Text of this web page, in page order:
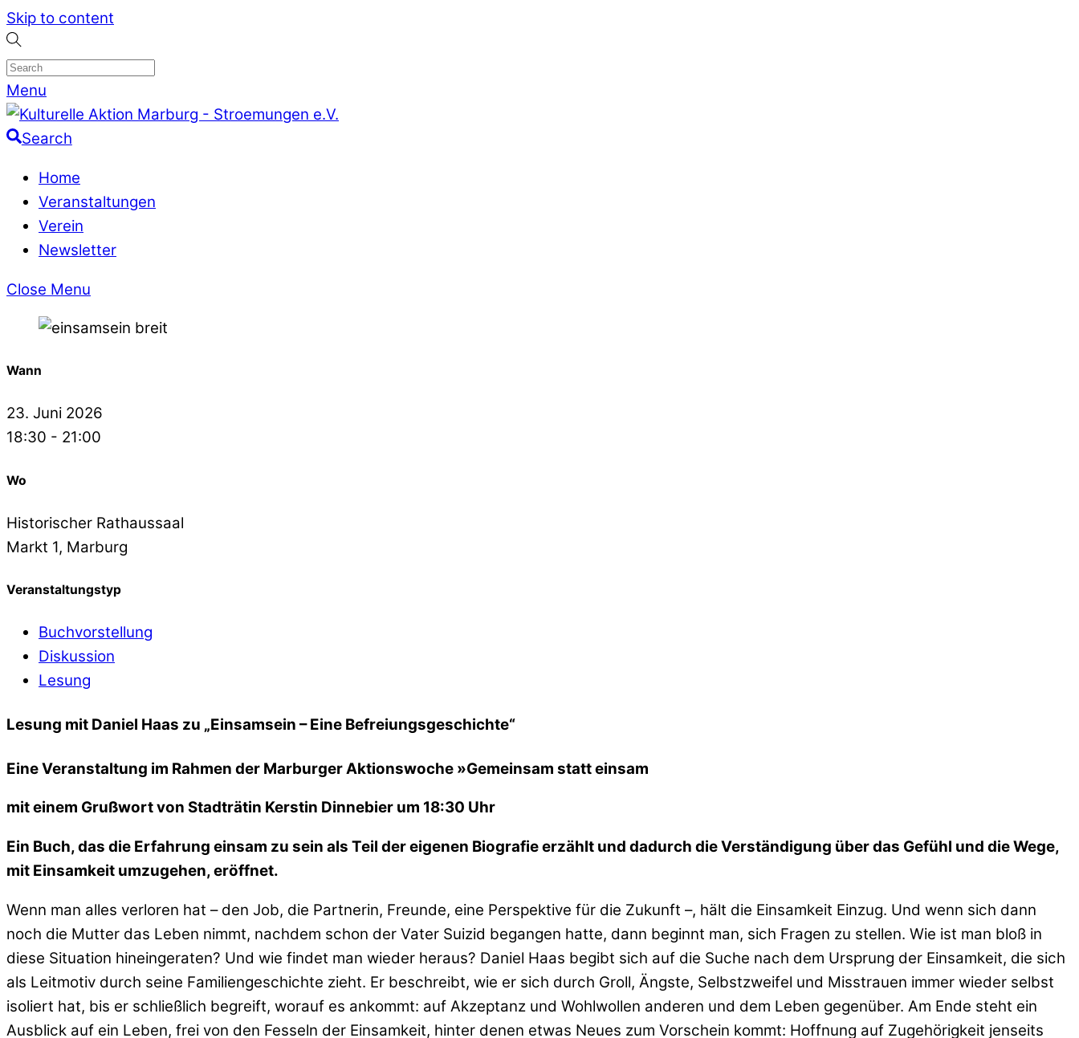
Skip to content
Menu
Search
Home
Veranstaltungen
Verein
Newsletter
Close Menu
Wann
23. Juni 2026
18:30 - 21:00
Wo
Historischer Rathaussaal
Markt 1, Marburg
Veranstaltungstyp
Buchvorstellung
Diskussion
Lesung
Lesung mit Daniel Haas zu „Einsamsein – Eine Befreiungsgeschichte“
Eine Veranstaltung im Rahmen der Marburger Aktionswoche »Gemeinsam statt einsam
mit einem Grußwort von Stadträtin Kerstin Dinnebier um 18:30 Uhr
Ein Buch, das die Erfahrung einsam zu sein als Teil der eigenen Biografie erzählt und dadurch die Verständigung über das Gefühl und die Wege,
mit Einsamkeit umzugehen, eröffnet.
Wenn man alles verloren hat – den Job, die Partnerin, Freunde, eine Perspektive für die Zukunft –, hält die Einsamkeit Einzug. Und wenn sich dann
noch die Mutter das Leben nimmt, nachdem schon der Vater Suizid begangen hatte, dann beginnt man, sich Fragen zu stellen. Wie ist man bloß in
diese Situation hineingeraten? Und wie findet man wieder heraus? Daniel Haas begibt sich auf die Suche nach dem Ursprung der Einsamkeit, die sich
als Leitmotiv durch seine Familiengeschichte zieht. Er beschreibt, wie er sich durch Groll, Ängste, Selbstzweifel und Misstrauen immer wieder selbst
isoliert hat, bis er schließlich begreift, worauf es ankommt: auf Akzeptanz und Wohlwollen anderen und dem Leben gegenüber. Am Ende steht ein
Ausblick auf ein Leben, frei von den Fesseln der Einsamkeit, hinter denen etwas Neues zum Vorschein kommt: Hoffnung auf Zugehörigkeit jenseits